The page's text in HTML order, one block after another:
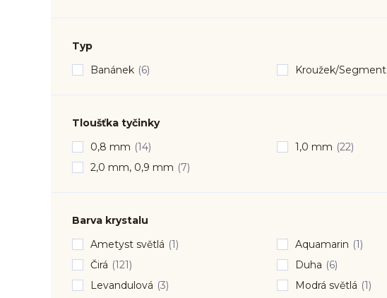
Typ
Banánek (6) Kroužek/Segment
Tloušťka tyčinky
0,8 mm (14) 1,0 mm (22)
2,0 mm, 0,9 mm (7)
Barva krystalu
Ametyst světlá (1) Aquamarin (1)
Čirá (121) Duha (6)
Levandulová (3) Modrá světlá (1)